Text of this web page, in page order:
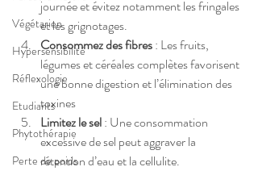
Végétarien
Hypersensibilité
Réflexologie
Etudiants
Phytothérapie
Perte de poids
journée et évitez notamment les fringales
et les grignotages.
Consommez des fibres : Les fruits,
légumes et céréales complètes favorisent
une bonne digestion et l’élimination des
toxines
Limitez le sel : Une consommation
excessive de sel peut aggraver la
rétention d’eau et la cellulite.